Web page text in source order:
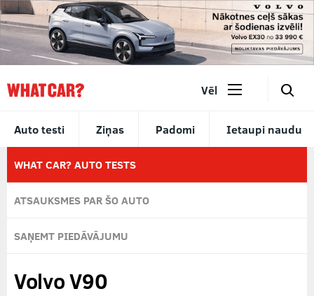
Auto testi Ziņas Padomi Ietaupi naudu
Vēl 🔎
WHAT CAR? AUTO TESTS
ATSAUKSMES PAR ŠO AUTO
SAŅEMT PIEDĀVĀJUMU
Volvo V90